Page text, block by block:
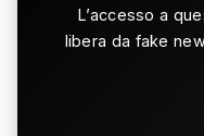
L’accesso a
libera da fake